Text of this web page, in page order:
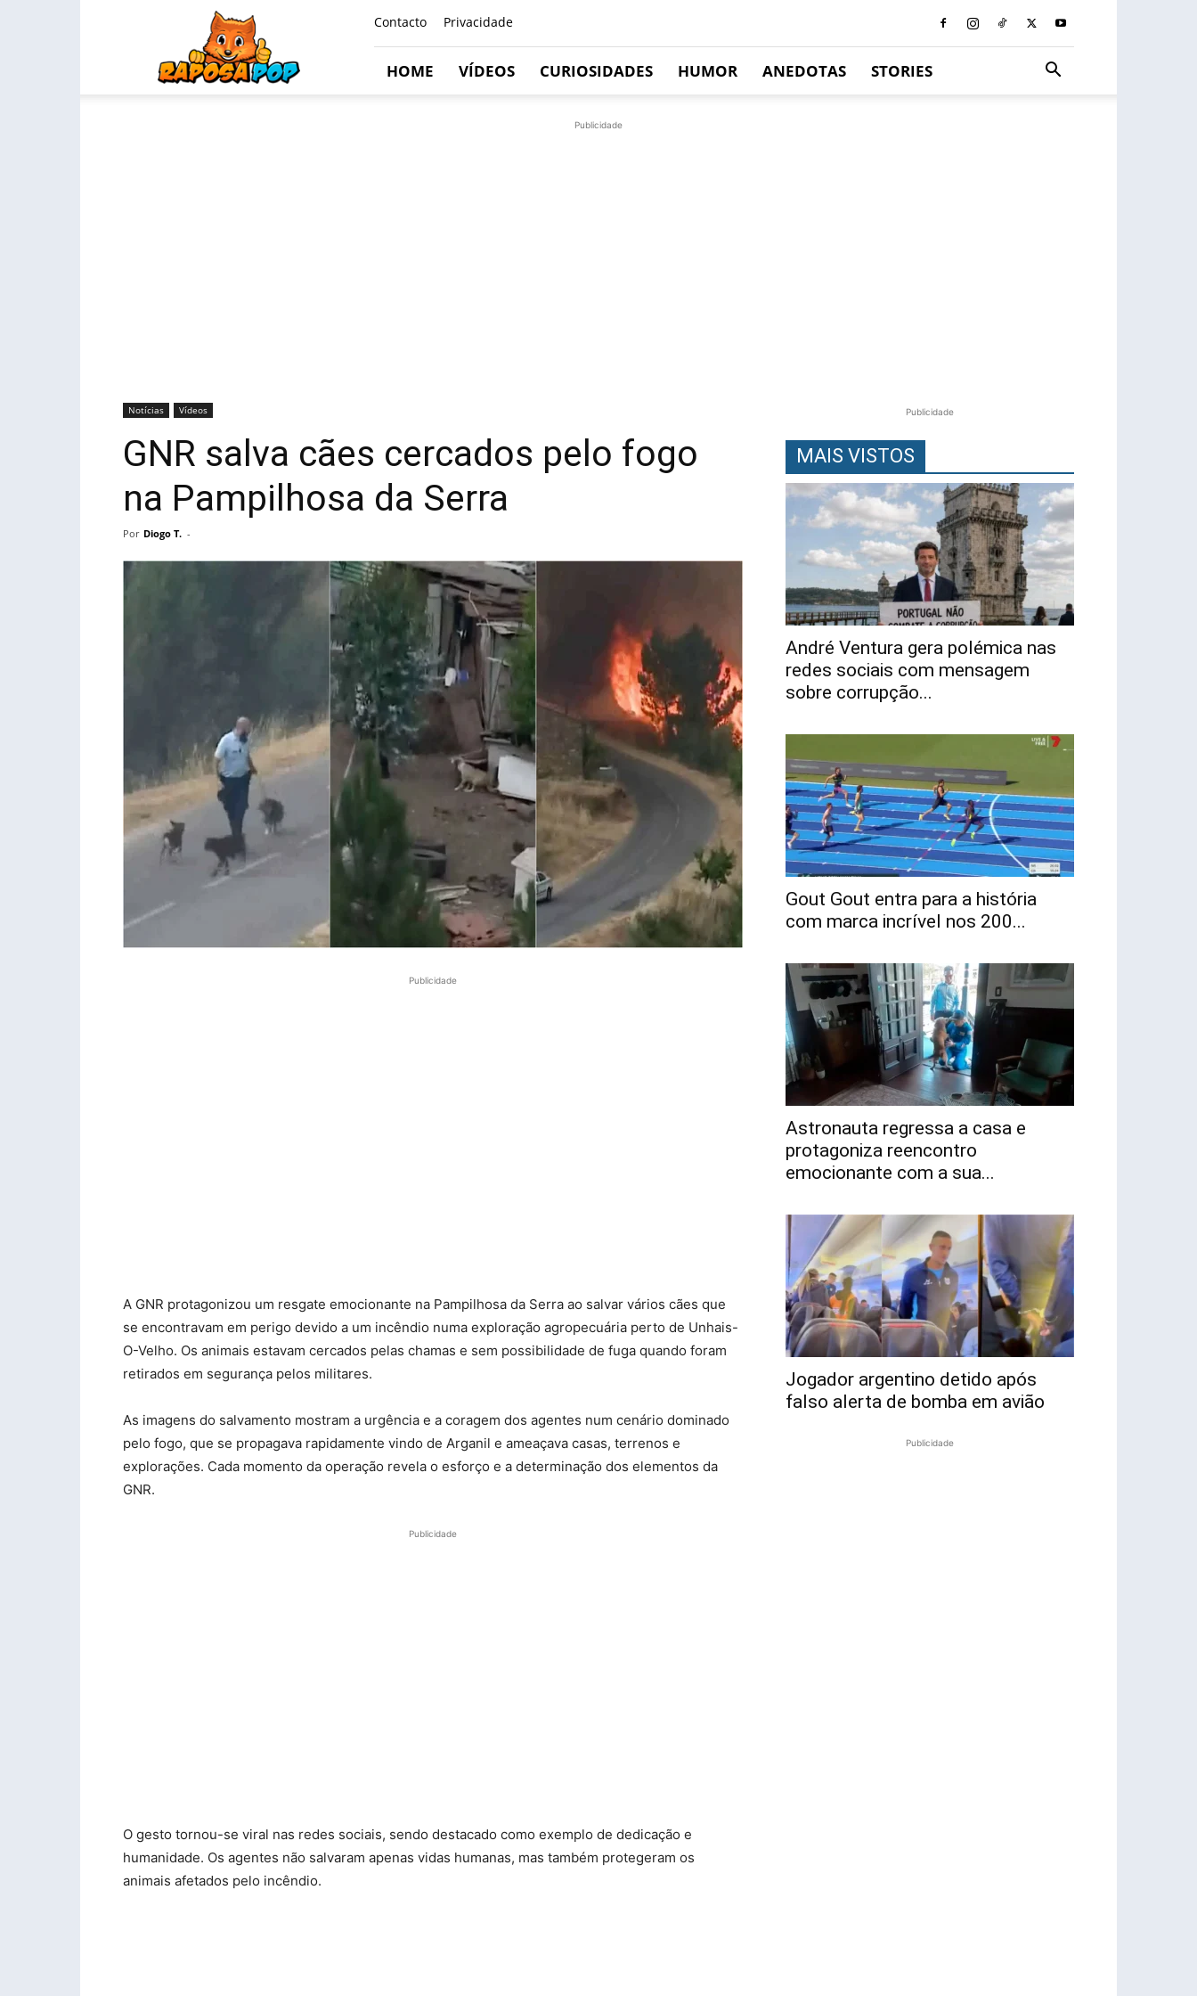
Contacto Privacidade
HOME VÍDEOS CURIOSIDADES HUMOR ANEDOTAS STORIES
Publicidade
Notícias Vídeos
GNR salva cães cercados pelo fogo
na Pampilhosa da Serra
Por Diogo T. -
Publicidade
A GNR protagonizou um resgate emocionante na Pampilhosa da Serra ao salvar vários cães que
se encontravam em perigo devido a um incêndio numa exploração agropecuária perto de Unhais-
O-Velho. Os animais estavam cercados pelas chamas e sem possibilidade de fuga quando foram
retirados em segurança pelos militares.
As imagens do salvamento mostram a urgência e a coragem dos agentes num cenário dominado
pelo fogo, que se propagava rapidamente vindo de Arganil e ameaçava casas, terrenos e
explorações. Cada momento da operação revela o esforço e a determinação dos elementos da
GNR.
Publicidade
O gesto tornou-se viral nas redes sociais, sendo destacado como exemplo de dedicação e
humanidade. Os agentes não salvaram apenas vidas humanas, mas também protegeram os
animais afetados pelo incêndio.
Publicidade
MAIS VISTOS
André Ventura gera polémica nas
redes sociais com mensagem
sobre corrupção...
Gout Gout entra para a história
com marca incrível nos 200...
Astronauta regressa a casa e
protagoniza reencontro
emocionante com a sua...
Jogador argentino detido após
falso alerta de bomba em avião
Publicidade